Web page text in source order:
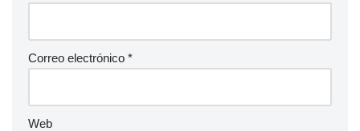
Correo electrónico *
Web